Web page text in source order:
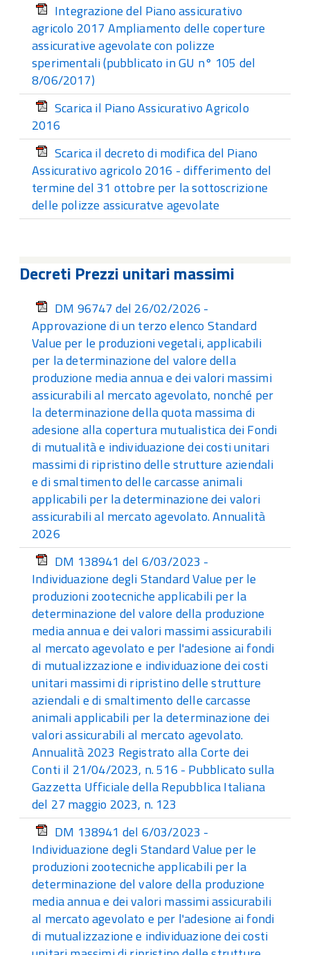
Integrazione del Piano assicurativo
agricolo 2017 Ampliamento delle coperture
assicurative agevolate con polizze
sperimentali (pubblicato in GU n° 105 del
8/06/2017)
Scarica il Piano Assicurativo Agricolo
2016
Scarica il decreto di modifica del Piano
Assicurativo agricolo 2016 - differimento del
termine del 31 ottobre per la sottoscrizione
delle polizze assicuratve agevolate
Decreti Prezzi unitari massimi
DM 96747 del 26/02/2026 -
Approvazione di un terzo elenco Standard
Value per le produzioni vegetali, applicabili
per la determinazione del valore della
produzione media annua e dei valori massimi
assicurabili al mercato agevolato, nonché per
la determinazione della quota massima di
adesione alla copertura mutualistica dei Fondi
di mutualità e individuazione dei costi unitari
massimi di ripristino delle strutture aziendali
e di smaltimento delle carcasse animali
applicabili per la determinazione dei valori
assicurabili al mercato agevolato. Annualità
2026
DM 138941 del 6/03/2023 -
Individuazione degli Standard Value per le
produzioni zootecniche applicabili per la
determinazione del valore della produzione
media annua e dei valori massimi assicurabili
al mercato agevolato e per l'adesione ai fondi
di mutualizzazione e individuazione dei costi
unitari massimi di ripristino delle strutture
aziendali e di smaltimento delle carcasse
animali applicabili per la determinazione dei
valori assicurabili al mercato agevolato.
Annualità 2023 Registrato alla Corte dei
Conti il 21/04/2023, n. 516 - Pubblicato sulla
Gazzetta Ufficiale della Repubblica Italiana
del 27 maggio 2023, n. 123
DM 138941 del 6/03/2023 -
Individuazione degli Standard Value per le
produzioni zootecniche applicabili per la
determinazione del valore della produzione
media annua e dei valori massimi assicurabili
al mercato agevolato e per l'adesione ai fondi
di mutualizzazione e individuazione dei costi